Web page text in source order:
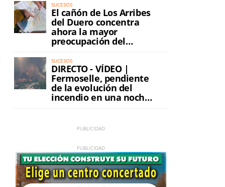
SUCESOS
El cañón de Los Arribes
del Duero concentra
ahora la mayor
preocupación del
incendio
SUCESOS
DIRECTO - VÍDEO |
Fermoselle, pendiente
de la evolución del
incendio en una noche